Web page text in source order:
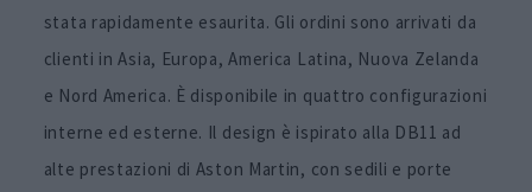
stata rapidamente esaurita. Gli ordini sono arrivati da
clienti in Asia, Europa, America Latina, Nuova Zelanda
e Nord America. È disponibile in quattro configurazioni
interne ed esterne. Il design è ispirato alla DB11 ad
alte prestazioni di Aston Martin, con sedili e porte